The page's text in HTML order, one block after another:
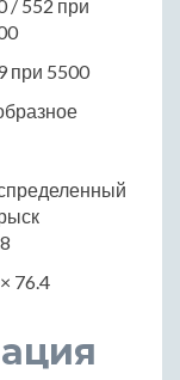
/ 552 при
при 5500
76.4